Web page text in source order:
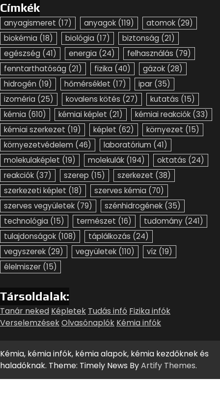
Címkék
anyagismeret (17) anyagok (119) atomok (29)
biokémia (18) biológia (17) biztonság (21)
egészség (41) energia (24) felhasználás (79)
fenntarthatóság (21) fizika (40) gázok (28)
hidrogén (19) hőmérséklet (17) ipar (35)
izoméria (25) kovalens kötés (27) kutatás (15)
kémia (610) kémiai képlet (21) kémiai reakciók (33)
kémiai szerkezet (19) képlet (62) környezet (15)
környezetvédelem (46) laboratórium (41)
molekulaképlet (19) molekulák (194) oktatás (24)
reakciók (37) szerep (15) szerkezet (38)
szerkezeti képlet (18) szerves kémia (70)
szerves vegyületek (79) szénhidrogének (35)
technológia (15) természet (16) tudomány (241)
tulajdonságok (108) táplálkozás (24)
vegyszerek (29) vegyületek (110) víz (19)
élelmiszer (15)
Társoldalak:
Tanár neked Képletek Tudás infó Fizika infók
VerselemzésekOlvasónaplók Kémia infók
Kémia, kémia infók, kémia alapok, kémia kezdőknek és
haladóknak. Theme: Timely News ByArtify Themes.